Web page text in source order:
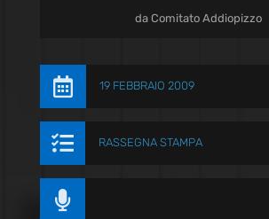
daComitato Addiopizzo
 19 FEBBRAIO 2009
 RASSEGNA STAMPA
